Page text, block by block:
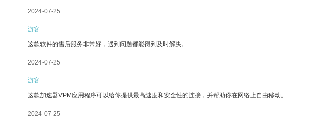
2024-07-25
游客
这款软件的售后服务非常好，遇到问题都能得到及时解决。
2024-07-25
游客
这款加速器VPM应用程序可以给你提供最高速度和安全性的连接，并帮助你在网络上自由移动。
2024-07-25